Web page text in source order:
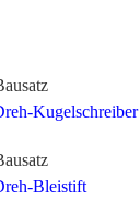
Kugelschreiber
Bleistift